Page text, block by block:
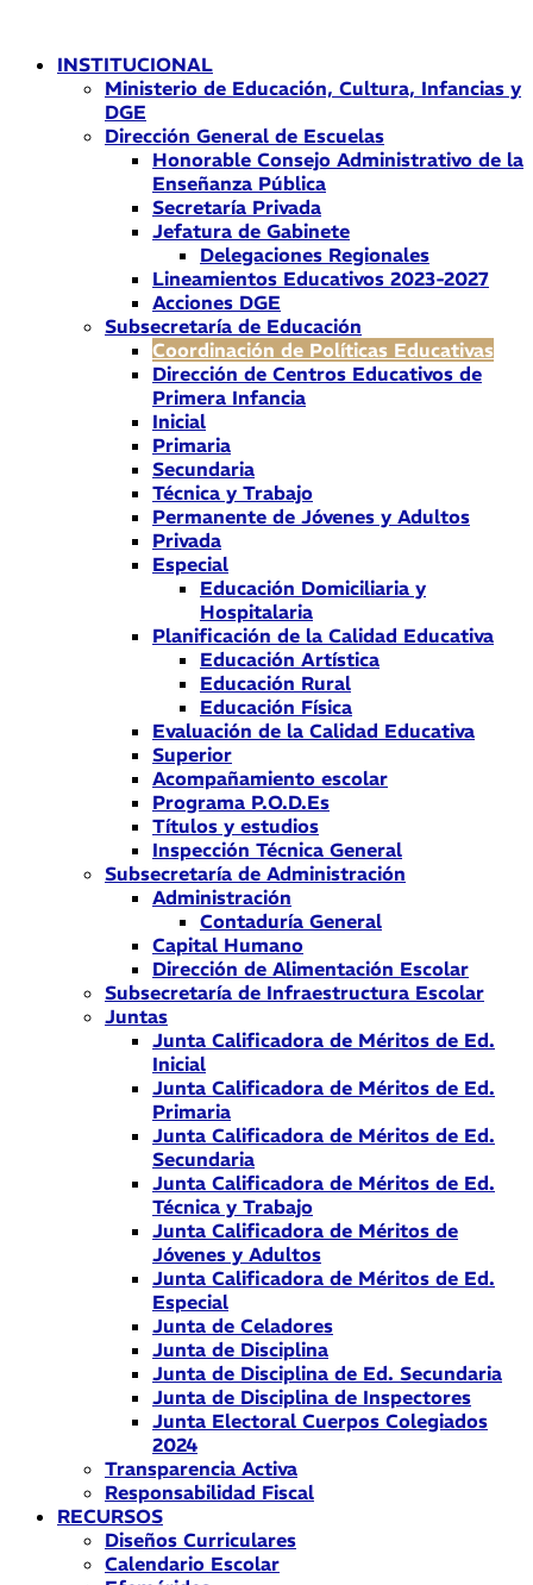
contenidoINSTITUCIONAL
Ministerio de Educación, Cultura, Infancias y
DGE
Dirección General de Escuelas
Honorable Consejo Administrativo de la
Enseñanza Pública
Secretaría Privada
Jefatura de Gabinete
Delegaciones Regionales
Lineamientos Educativos 2023-2027
Acciones DGE
Subsecretaría de Educación
Coordinación de Políticas Educativas
Dirección de Centros Educativos de
Primera Infancia
Inicial
Primaria
Secundaria
Técnica y Trabajo
Permanente de Jóvenes y Adultos
Privada
Especial
Educación Domiciliaria y
Hospitalaria
Planificación de la Calidad Educativa
Educación Artística
Educación Rural
Educación Física
Evaluación de la Calidad Educativa
Superior
Acompañamiento escolar
Programa P.O.D.Es
Títulos y estudios
Inspección Técnica General
Subsecretaría de Administración
Administración
Contaduría General
Capital Humano
Dirección de Alimentación Escolar
Subsecretaría de Infraestructura Escolar
Juntas
Junta Calificadora de Méritos de Ed.
Inicial
Junta Calificadora de Méritos de Ed.
Primaria
Junta Calificadora de Méritos de Ed.
Secundaria
Junta Calificadora de Méritos de Ed.
Técnica y Trabajo
Junta Calificadora de Méritos de
Jóvenes y Adultos
Junta Calificadora de Méritos de Ed.
Especial
Junta de Celadores
Junta de Disciplina
Junta de Disciplina de Ed. Secundaria
Junta de Disciplina de Inspectores
Junta Electoral Cuerpos Colegiados
2024
Transparencia Activa
Responsabilidad Fiscal
RECURSOS
Diseños Curriculares
Calendario Escolar